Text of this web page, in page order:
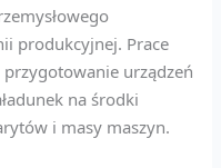
produkcyjnej. Prace
przygotowanie urządzeń
na środki
i masy maszyn.